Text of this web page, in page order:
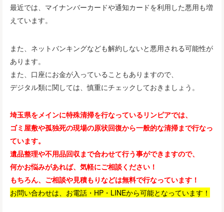
最近では、マイナンバーカードや通知カードを利用した悪用も増
えています。
また、ネットバンキングなども解約しないと悪用される可能性が
あります。
また、口座にお金が入っていることもありますので、
デジタル類に関しては、慎重にチェックしておきましょう。
埼玉県をメインに特殊清掃を行なっているリンピアでは、
ゴミ屋敷や孤独死の現場の原状回復から一般的な清掃まで行なっ
ています。
遺品整理や不用品回収まで合わせて行う事ができますので、
何かお悩みがあれば、気軽にご相談ください！
もちろん、ご相談や見積もりなどは無料で行なっています！
お問い合わせは、お電話・HP・LINEから可能となっています！